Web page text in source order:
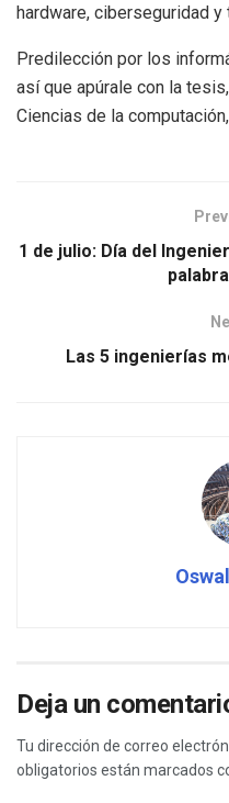
hardware, ciberseguridad
Predilección por los
así que apúrale con la
Ciencias de la
1 de julio: Día del
Las 5 ingenierías
Deja un
Tu dirección de correo
obligatorios están marcados